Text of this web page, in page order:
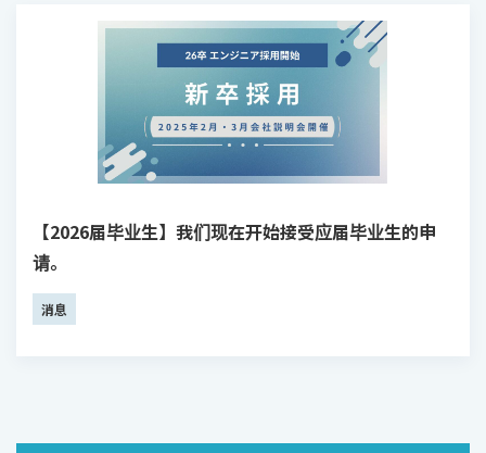
【2026届毕业生】我们现在开始接受应届毕业生的申
请。
消息